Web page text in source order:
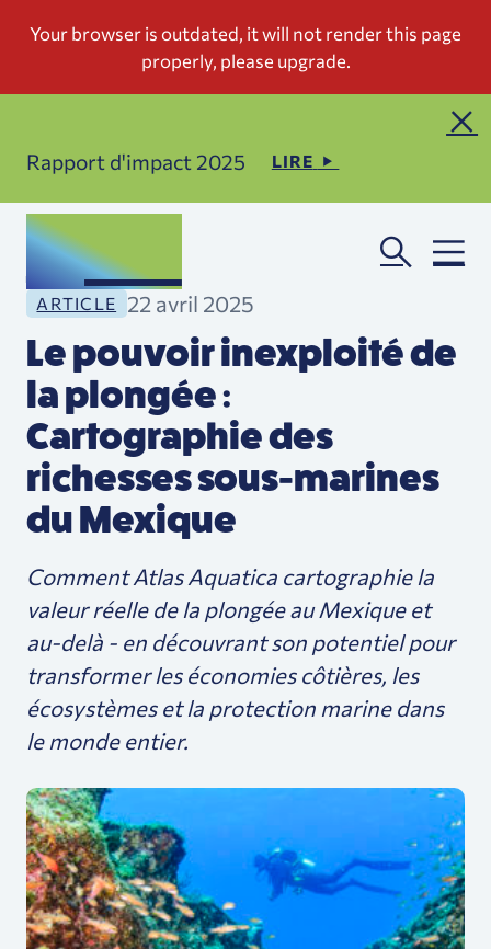
Rapport d'impact 2025 LIRE
ARTICLE 22 avril 2025
Le pouvoir inexploité de
la plongée :
Cartographie des
richesses sous-marines
du Mexique
Comment Atlas Aquatica cartographie la
valeur réelle de la plongée au Mexique et
au-delà - en découvrant son potentiel pour
transformer les économies côtières, les
écosystèmes et la protection marine dans
le monde entier.